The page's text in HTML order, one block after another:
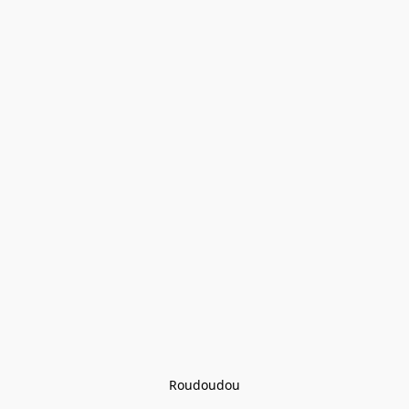
Roudoudou